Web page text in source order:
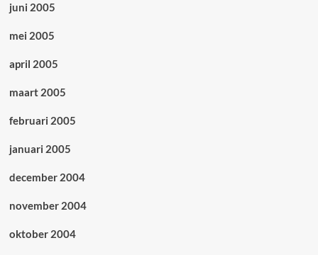
juni 2005
mei 2005
april 2005
maart 2005
februari 2005
januari 2005
december 2004
november 2004
oktober 2004